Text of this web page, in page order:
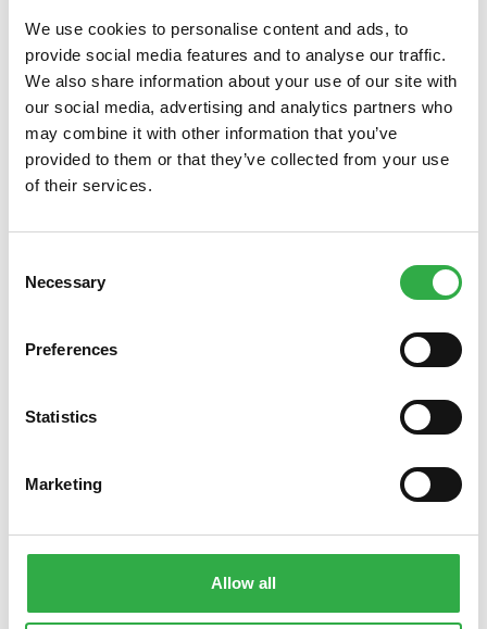
We use cookies to personalise content and ads, to
provide social media features and to analyse our traffic.
We also share information about your use of our site with
our social media, advertising and analytics partners who
may combine it with other information that you’ve
provided to them or that they’ve collected from your use
of their services.
Selection
Necessary
Preferences
Statistics
Marketing
Allow all
Tarjouksemme heinäkuussa
limakalvoja ja hoitaa rakkoja. Lisäksi kasvot voi suojata auringonsäteiltä
ja hankkia maitohappobakteerit edullisesti. Tutustu tarjouksiimme
Lue lisää tarjouksistamme.